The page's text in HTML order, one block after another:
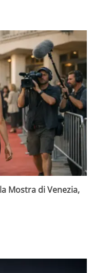
Mostra di Venezia,